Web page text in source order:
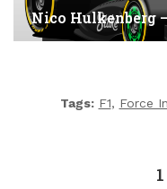
Nico Hulkenberg –
Tags: F1, Force